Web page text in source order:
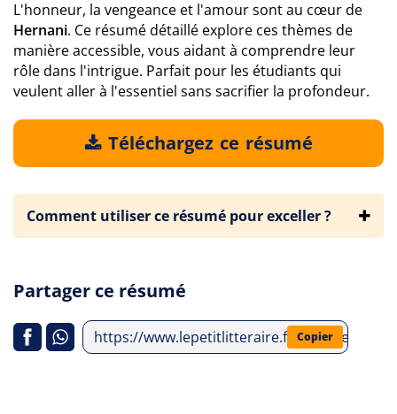
L'honneur, la vengeance et l'amour sont au cœur de
Hernani. Ce résumé détaillé explore ces thèmes de
manière accessible, vous aidant à comprendre leur
rôle dans l'intrigue. Parfait pour les étudiants qui
veulent aller à l'essentiel sans sacrifier la profondeur.
Téléchargez ce résumé
Comment utiliser ce résumé pour exceller ?
Partager ce résumé
https://www.lepetitlitteraire.fr/analyses-
Copier